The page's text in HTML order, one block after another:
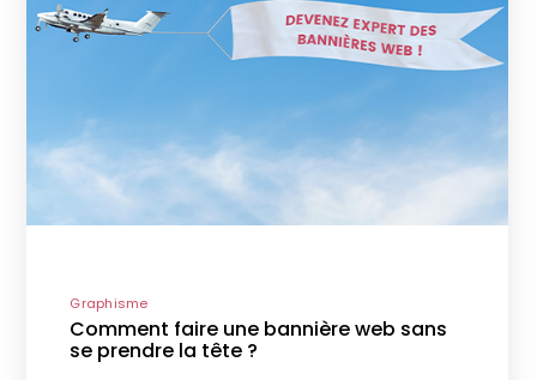
Graphisme
Comment faire une bannière web sans
se prendre la tête ?